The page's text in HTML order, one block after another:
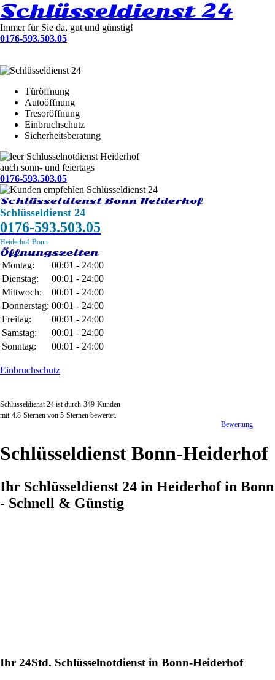
Schlüsseldienst 24
Immer für Sie da, gut und günstig!
0176-593.503.05
Türöffnung
Autoöffnung
Tresoröffnung
Einbruchschutz
Sicherheitsberatung
Schlüsselnotdienst Heiderhof
auch sonn- und feiertags
0176-593.503.05
Schlüsseldienst Bonn Heiderhof
Schlüsseldienst 24
0176-593.503.05
Heiderhof Bonn
Öffnungszeiten
Montag:
00:01 - 24:00
Dienstag:
00:01 - 24:00
Mittwoch:
00:01 - 24:00
Donnerstag: 00:01 - 24:00
Freitag:
00:01 - 24:00
Samstag:
00:01 - 24:00
Sonntag:
00:01 - 24:00
Einbruchschutz
Schlüsseldienst 24 ist durch 349 Kunden
mit 4.8 Sternen von 5 Sternen bewertet.
Bewertung
Schlüsseldienst Bonn-Heiderhof
Ihr Schlüsseldienst 24 in Heiderhof in Bonn
- Schnell & Günstig
Ihr 24Std. Schlüsselnotdienst in Bonn-Heiderhof